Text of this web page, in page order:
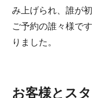
み上げられ、誰が
ご予約の誰々様で
りました。
お客様とス